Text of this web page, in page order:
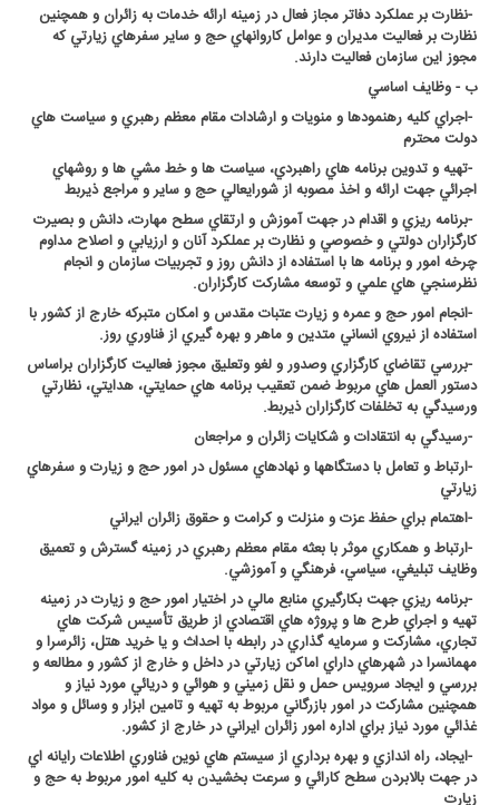
-نظارت بر عملکرد دفاتر مجاز فعال در زمينه ارائه خدمات به زائران و همچنين
نظارت بر فعاليت مديران و عوامل کاروانهاي حج و ساير سفرهاي زيارتي که
مجوز اين سازمان فعاليت دارند.
ب - وظايف اساسي
-اجراي کليه رهنمودها و منويات و ارشادات مقام معظم رهبري و سياست هاي
دولت محترم
-تهيه و تدوين برنامه هاي راهبردي، سياست ها و خط مشي ها و روشهاي
اجرائي جهت ارائه و اخذ مصوبه از شورايعالي حج و ساير و مراجع ذيربط
-برنامه ريزي و اقدام در جهت آموزش و ارتقاي سطح مهارت، دانش و بصيرت
کارگزاران دولتي و خصوصي و نظارت بر عملکرد آنان و ارزيابي و اصلاح مداوم
چرخه امور و برنامه ها با استفاده از دانش روز و تجربيات سازمان و انجام
نظرسنجي هاي علمي و توسعه مشارکت کارگزاران.
-انجام امور حج و عمره و زيارت عتبات مقدس و امکان متبرکه خارج از کشور با
استفاده از نيروي انساني متدين و ماهر و بهره گيري از فناوري روز.
-بررسي تقاضاي کارگزاري وصدور و لغو وتعليق مجوز فعاليت کارگزاران براساس
دستور العمل هاي مربوط ضمن تعقيب برنامه هاي حمايتي، هدايتي، نظارتي
ورسيدگي به تخلفات کارگزاران ذيربط.
-رسيدگي به انتقادات و شکايات زائران و مراجعان
-ارتباط و تعامل با دستگاهها و نهادهاي مسئول در امور حج و زيارت و سفرهاي
زيارتي
-اهتمام براي حفظ عزت و منزلت و کرامت و حقوق زائران ايراني
-ارتباط و همکاري موثر با بعثه مقام معظم رهبري در زمينه گسترش و تعميق
وظايف تبليغي، سياسي، فرهنگي و آموزشي.
-برنامه ريزي جهت بکارگيري منابع مالي در اختيار امور حج و زيارت در زمينه
تهيه و اجراي طرح ها و پروژه هاي اقتصادي از طريق تأسيس شرکت هاي
تجاري، مشارکت و سرمايه گذاري در رابطه با احداث و يا خريد هتل، زائرسرا و
مهمانسرا در شهرهاي داراي اماکن زيارتي در داخل و خارج از کشور و مطالعه و
بررسي و ايجاد سرويس حمل و نقل زميني و هوائي و دريائي مورد نياز و
همچنين مشارکت در امور بازرگاني مربوط به تهيه و تامين ابزار و وسائل و مواد
غذائي مورد نياز براي اداره امور زائران ايراني در خارج از کشور.
-ايجاد، راه اندازي و بهره برداري از سيستم هاي نوين فناوري اطلاعات رايانه اي
در جهت بالابردن سطح کارائي و سرعت بخشيدن به کليه امور مربوط به حج و
زيارت